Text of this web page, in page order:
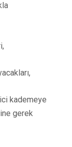
kademeye
gerek